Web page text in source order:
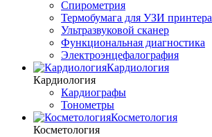
Спирометрия
Термобумага для УЗИ принтера
Ультразвуковой сканер
Функциональная диагностика
Электроэнцефалография
Кардиология
Кардиология
Кардиографы
Тонометры
Косметология
Косметология